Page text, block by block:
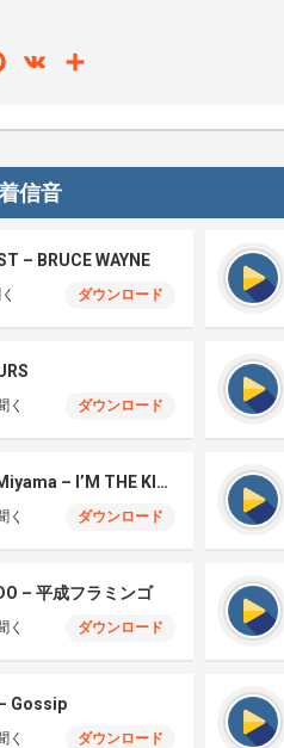
Pinterest
VK
信音
– BRUCE WAYNE
ダウンロード
く ダウンロード
Ryoki Miyama – I’M THE KING
く ダウンロード
– 平成フラミンゴ
く ダウンロード
Gossip
く ダウンロード